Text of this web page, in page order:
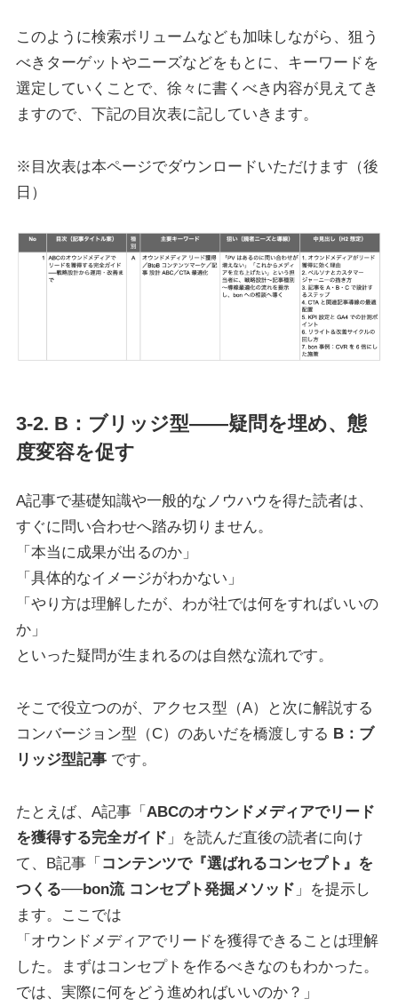
このように検索ボリュームなども加味しながら、狙う
べきターゲットやニーズなどをもとに、キーワードを
選定していくことで、徐々に書くべき内容が見えてき
ますので、下記の目次表に記していきます。
※目次表は本ページでダウンロードいただけます（後
日）
3-2. B：ブリッジ型――疑問を埋め、態
度変容を促す
A記事で基礎知識や一般的なノウハウを得た読者は、
すぐに問い合わせへ踏み切りません。
「本当に成果が出るのか」
「具体的なイメージがわかない」
「やり方は理解したが、わが社では何をすればいいの
か」
といった疑問が生まれるのは自然な流れです。
そこで役立つのが、アクセス型（A）と次に解説する
コンバージョン型（C）のあいだを橋渡しする B：ブ
リッジ型記事です。
たとえば、A記事「 ABCのオウンドメディアでリード
を獲得する完全ガイド 」を読んだ直後の読者に向け
て、B記事「 コンテンツで『選ばれるコンセプト』を
つくる──bon流 コンセプト発掘メソッド 」を提示し
ます。ここでは
「オウンドメディアでリードを獲得できることは理解
した。まずはコンセプトを作るべきなのもわかった。
では、実際に何をどう進めればいいのか？」